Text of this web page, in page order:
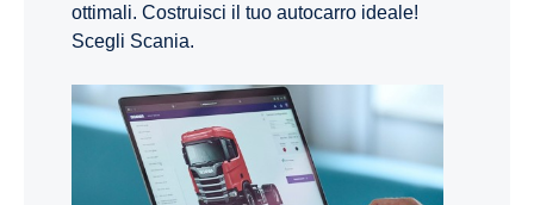
ottimali. Costruisci il tuo autocarro ideale!
Scegli Scania.